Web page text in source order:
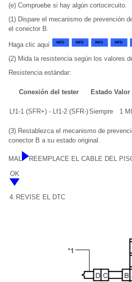
(e) Compruebe si hay algún cortocircuito.
(1) Dispare el mecanismo de prevención
el conector B.
Haga clic aquí
(2) Mida la resistencia según los valores
Resistencia estándar:
Conexión del tester Estado Valor
Lf1-1 (SFR+) - Lf1-2 (SFR-)Siempre 1
(3) Restablezca el mecanismo de
conector B a su estado original.
MAL
REEMPLACE EL CABLE DEL
OK
4. REVISE EL DTC